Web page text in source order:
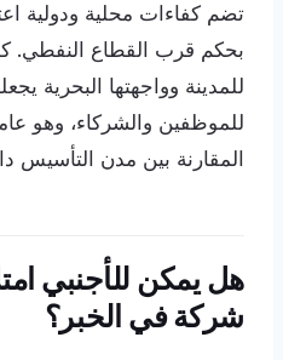
تضم كفاءات محلية ودولية
بحكم قرب القطاع النفطي.
للمدينة وواجهتها البحرية
للموظفين والشركاء، وهو
المقارنة بين مدن التأسيس
شركة في الخبر؟